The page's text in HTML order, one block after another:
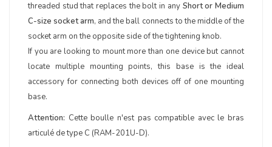
threaded stud that replaces the bolt in any Short or Medium
C-size socket arm, and the ball connects to the middle of the
socket arm on the opposite side of the tightening knob.
If you are looking to mount more than one device but cannot
locate multiple mounting points, this base is the ideal
accessory for connecting both devices off of one mounting
base.
Attention: Cette boulle n'est pas compatible avec le bras
articulé de type C (RAM-201U-D).